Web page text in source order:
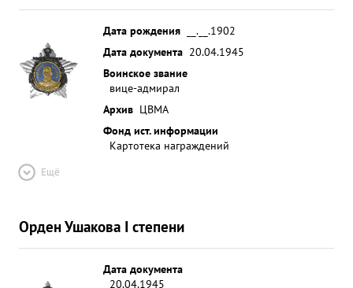
Дата рождения
__.__.1902
Дата документа 20.04.1945
Воинское звание
вице-адмирал
Архив ЦВМА
Фонд ист. информации
Картотека награждений
Ещё
Орден Ушакова I степени
Дата документа
20.04.1945